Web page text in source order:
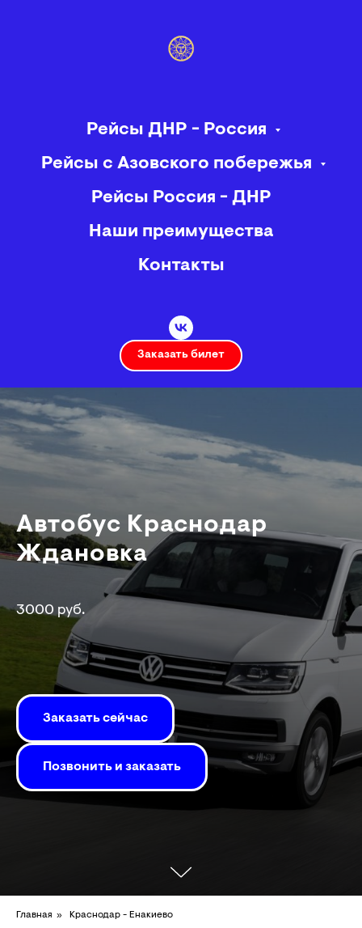
Рейсы ДНР - Россия
Рейсы с Азовского побережья
Рейсы Россия - ДНР
Наши преимущества
Контакты
Заказать билет
Автобус Краснодар
Ждановка
3000 руб.
Заказать сейчас
Позвонить и заказать
Главная » Краснодар - Енакиево